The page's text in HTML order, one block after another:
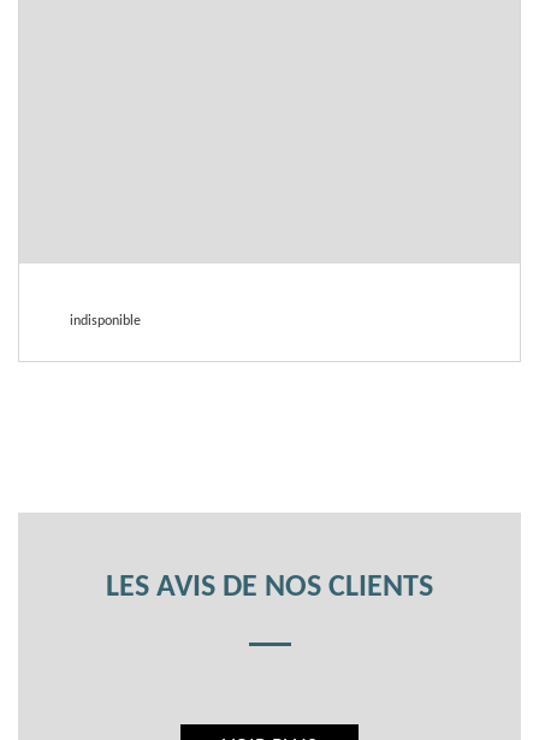
indisponible
LES AVIS DE NOS CLIENTS